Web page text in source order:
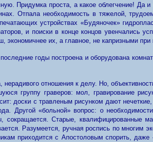
Придумка проста, а какое облегчение!
Отпала необходимость в тяжелой,
устройствах «Будяночек»
и поиски в конце концов увенчались
экономичнее их, а главное, не капризными
годы построена и оборудована
нерадивого отношения к делу. Но,
группу граверов: мол, гравирование
доски с травленым рисунком дают
Другой «больной» вопрос: о
Старые, квалифицированные
Разумеется, ручная роспись по
приходится с Апостоловым спорить,